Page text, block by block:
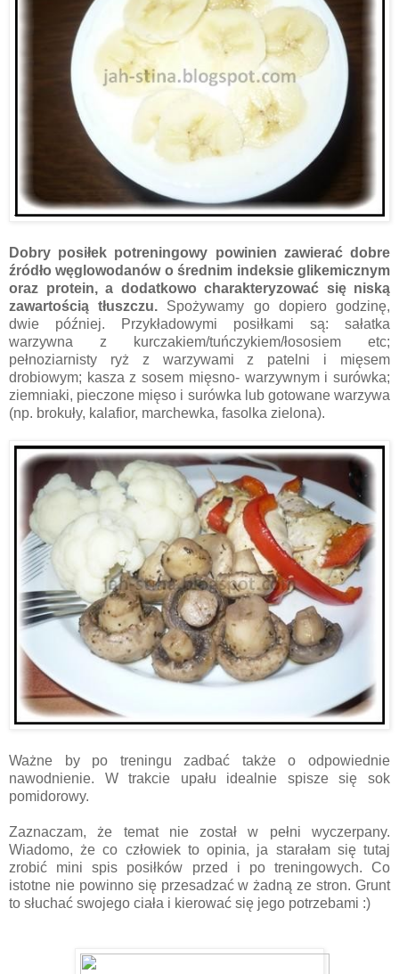
Dobry posiłek potreningowy powinien zawierać dobre
źródło węglowodanów o średnim indeksie glikemicznym
oraz protein, a dodatkowo charakteryzować się niską
zawartością tłuszczu. Spożywamy go dopiero godzinę,
dwie później. Przykładowymi posiłkami są: sałatka
warzywna z kurczakiem/tuńczykiem/łososiem etc;
pełnoziarnisty ryż z warzywami z patelni i mięsem
drobiowym; kasza z sosem mięsno- warzywnym i surówka;
ziemniaki, pieczone mięso i surówka lub gotowane warzywa
(np. brokuły, kalafior, marchewka, fasolka zielona).
Ważne by po treningu zadbać także o odpowiednie
nawodnienie. W trakcie upału idealnie spisze się sok
pomidorowy.
Zaznaczam, że temat nie został w pełni wyczerpany.
Wiadomo, że co człowiek to opinia, ja starałam się tutaj
zrobić mini spis posiłków przed i po treningowych. Co
istotne nie powinno się przesadzać w żadną ze stron. Grunt
to słuchać swojego ciała i kierować się jego potrzebami :)